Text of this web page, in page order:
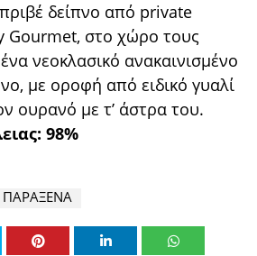
δείπνο από private
Gourmet, στο χώρο τους
νεοκλασικό ανακαινισμένο
με οροφή από ειδικό γυαλί
ουρανό με τ’ άστρα του.
98%
ΠΑΡΑΞΕΝΑ